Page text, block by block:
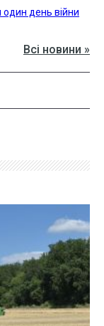
один день війни
Всі новини »